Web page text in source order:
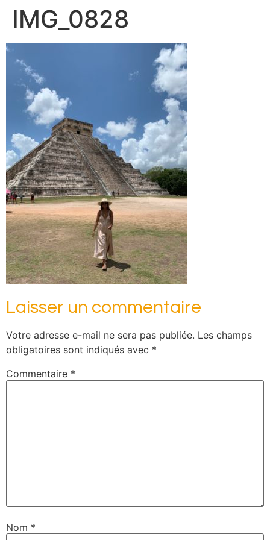
IMG_0828
Laisser un commentaire
Votre adresse e-mail ne sera pas publiée. Les champs
obligatoires sont indiqués avec *
Commentaire *
Nom *